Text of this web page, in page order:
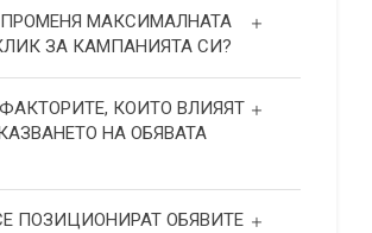
МАКСИМАЛНАТА
ЗА КАМПАНИЯТА СИ?
КОИТО ВЛИЯЯТ
НА ОБЯВАТА
ПОЗИЦИОНИРАТ ОБЯВИТЕ